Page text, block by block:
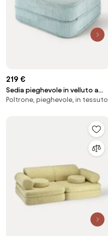
219 €
Sedia pieghevole in velluto a
coste per bambini Sugar
Poltrone, pieghevole, in tessuto